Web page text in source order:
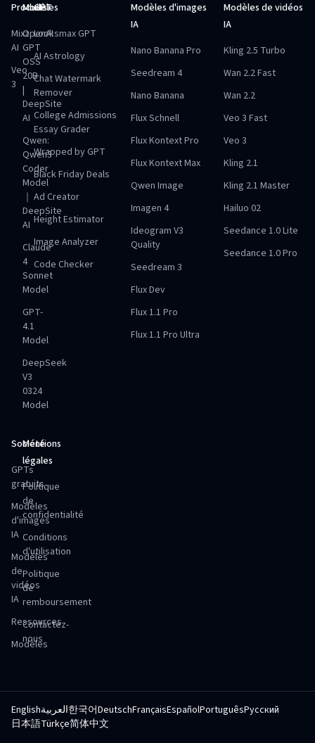
Produits
Mixz
AI
Veo
3
Modèles
OpenAI
GPT
OSS
20B
|
DeepSite
AI
Qwen:
Qwen3
Coder
Model
｜
DeepSite
AI
Claude
4
Sonnet
Model
GPT-
4.1
Model
DeepSeek
V3
0324
Model
GPT
Looksmax GPT
AI Astrology
Chat Watermark
Remover
College Admissions
Essay Grader
Wrapped by GPT
Black Friday Deals
Ad Creator
Height Estimator
Image Analyzer
Code Checker
Modèles d'images
IA
Nano Banana Pro
Seedream 4
Nano Banana
Flux Schnell
Flux Kontext Pro
Flux Kontext Max
Qwen Image
Imagen 4
Ideogram V3
Quality
Seedream 3
Flux Dev
Flux 1.1 Pro
Flux 1.1 Pro Ultra
Modèles de vidéos
IA
Kling 2.5 Turbo
Wan 2.2 Fast
Wan 2.2
Veo 3 Fast
Veo 3
Kling 2.1
Kling 2.1 Master
Hailuo 02
Seedance 1.0 Lite
Seedance 1.0 Pro
Société
GPTs
gratuits
Modèles
d'images
IA
Modèles
de
vidéos
IA
Ressources
Modèles
Mentions
légales
Politique
de
confidentialité
Conditions
d'utilisation
Politique
de
remboursement
Contactez-
nous
Englishالعربية한국어DeutschFrançaisEspañolPortuguêsРусский
日本語Türkçe简体中文